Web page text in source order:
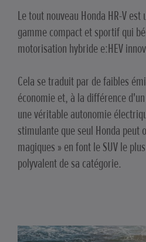
Le tout nouveau Honda HR-V est
gamme compact et sportif qui
motorisation hybride e:HEV
Cela se traduit par de faibles
économie et, à la différence
une véritable autonomie
stimulante que seul Honda peut
magiques » en font le SUV le
polyvalent de sa catégorie.